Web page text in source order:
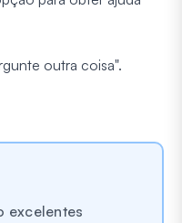
outra coisa".
excelentes